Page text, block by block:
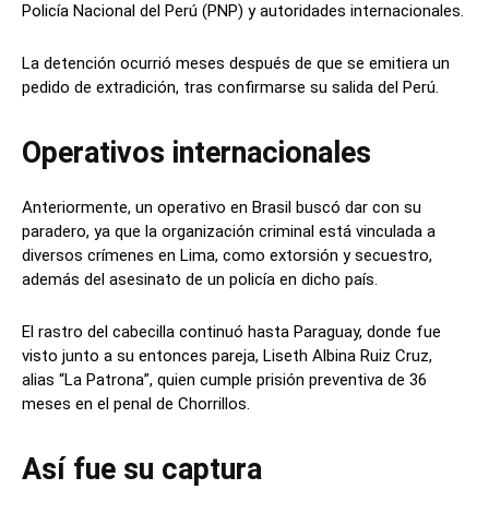
Policía Nacional del Perú (PNP) y autoridades internacionales.
La detención ocurrió meses después de que se emitiera un
pedido de extradición, tras confirmarse su salida del Perú.
Operativos internacionales
Anteriormente, un operativo en Brasil buscó dar con su
paradero, ya que la organización criminal está vinculada a
diversos crímenes en Lima, como extorsión y secuestro,
además del asesinato de un policía en dicho país.
El rastro del cabecilla continuó hasta Paraguay, donde fue
visto junto a su entonces pareja, Liseth Albina Ruiz Cruz,
alias “La Patrona”, quien cumple prisión preventiva de 36
meses en el penal de Chorrillos.
Así fue su captura